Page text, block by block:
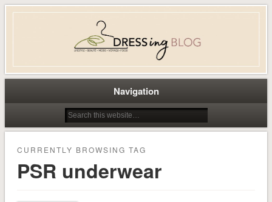
Dress-ing – Blog lifestyle beauté
mode à Caen
Navigation
CURRENTLY BROWSING TAG
PSR underwear